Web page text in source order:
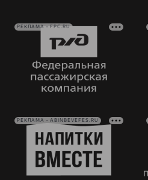
РЕКЛАМА • FPC.RU
РЕКЛАМА • ABINBEVEFES.RU